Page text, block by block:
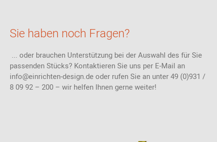
Sie haben noch Fragen?
... oder brauchen Unterstützung bei der Auswahl des für Sie
passenden Stücks? Kontaktieren Sie uns per E-Mail an
info@einrichten-design.de oder rufen Sie an unter 49 (0)931 /
8 09 92 – 200 – wir helfen Ihnen gerne weiter!